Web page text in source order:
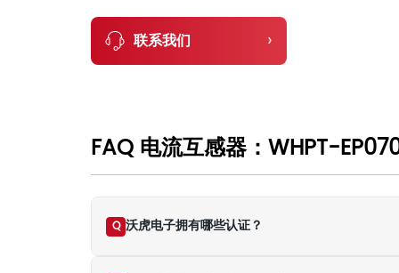
联系我们 ›
FAQ 电流互感器：WHPT-
Q 沃虎电子拥有哪些认证？